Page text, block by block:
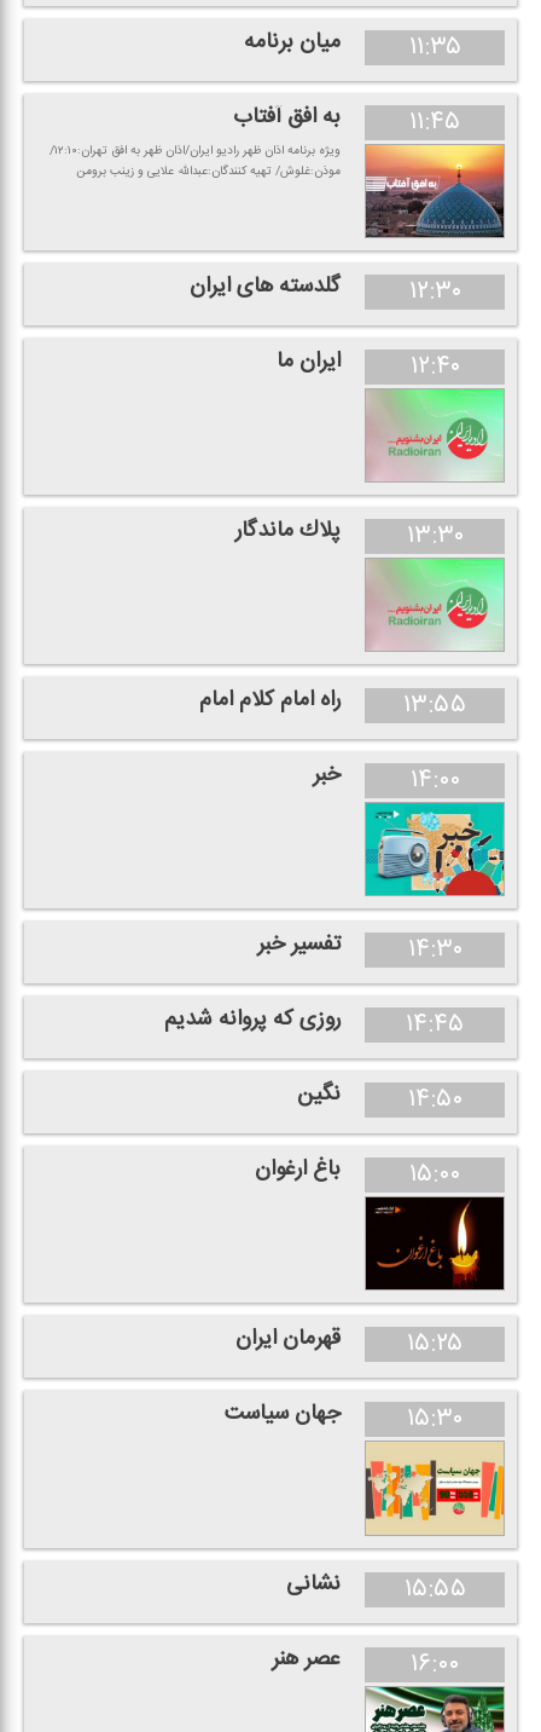
۱۱:۳۵ میان برنامه
۱۱:۴۵ به افق آفتاب
ویژه برنامه اذان ظهر رادیو ایران/اذان ظهر به افق تهران:۱۲:۱۰/
موذن:غلوش/ تهیه كنندگان:عبدالله علایی و زینب برومن
۱۲:۳۰ گلدسته های ایران
۱۲:۴۰ ایران ما
۱۳:۳۰ پلاك ماندگار
۱۳:۵۵ راه امام كلام امام
۱۴:۰۰ خبر
۱۴:۳۰ تفسیر خبر
۱۴:۴۵ روزی كه پروانه شدیم
۱۴:۵۰ نگین
۱۵:۰۰ باغ ارغوان
۱۵:۲۵ قهرمان ایران
۱۵:۳۰ جهان سیاست
۱۵:۵۵ نشانی
۱۶:۰۰ عصر هنر